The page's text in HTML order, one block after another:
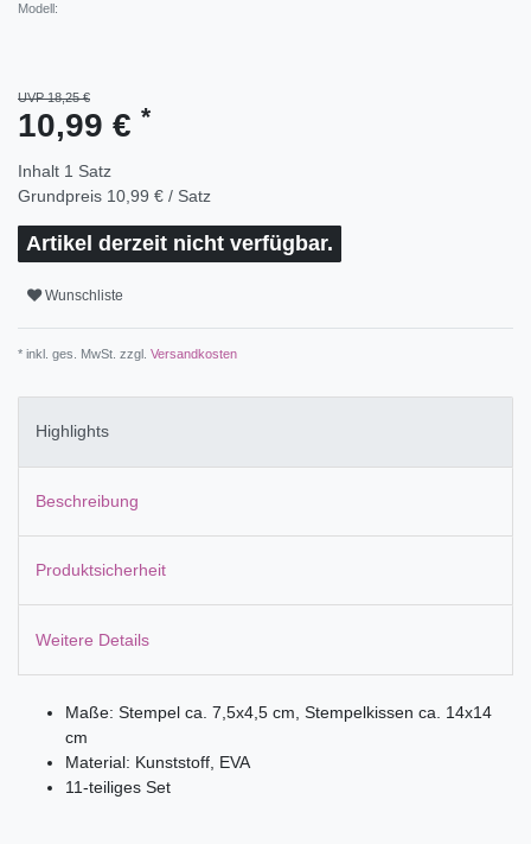
Modell:
UVP 18,25 €
10,99 € *
Inhalt 1 Satz
Grundpreis 10,99 € / Satz
Artikel derzeit nicht verfügbar.
Wunschliste
* inkl. ges. MwSt. zzgl. Versandkosten
Highlights
Beschreibung
Produktsicherheit
Weitere Details
Maße: Stempel ca. 7,5x4,5 cm, Stempelkissen ca. 14x14
cm
Material: Kunststoff, EVA
11-teiliges Set